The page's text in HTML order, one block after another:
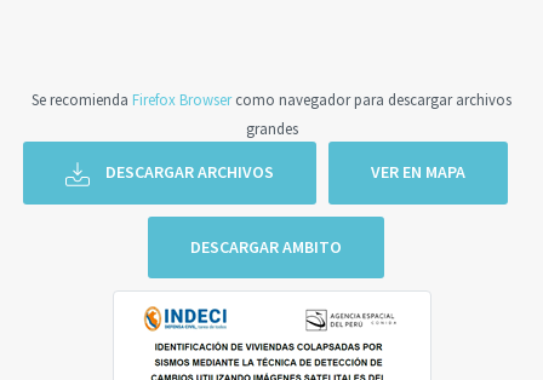
Se recomienda Firefox Browsercomo navegador para descargar archivos
grandes
DESCARGAR ARCHIVOS VER EN MAPA
DESCARGAR AMBITO